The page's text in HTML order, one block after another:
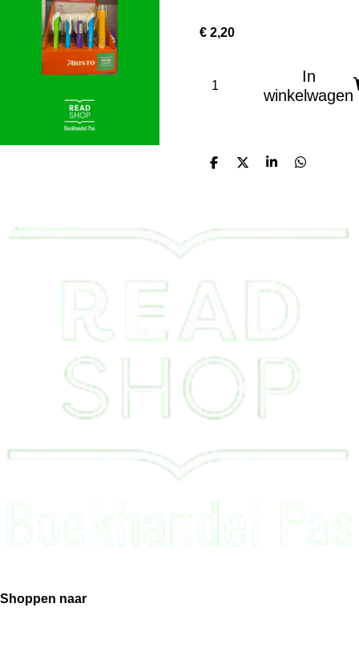
€ 2,20
In
winkelwagen
D
D
S
D
Shoppen naar